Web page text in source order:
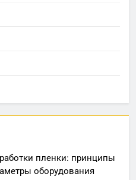
пленки: принципы
оборудования